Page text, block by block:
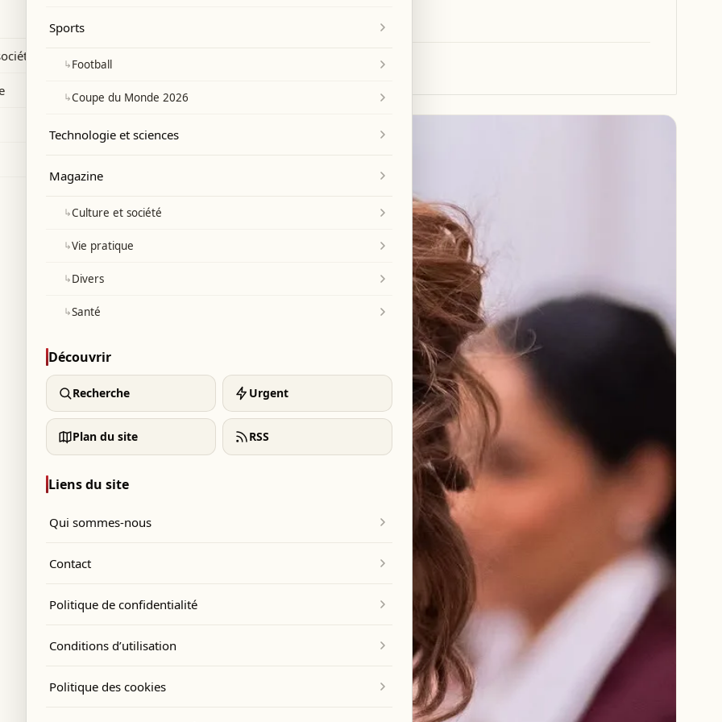
Sports
↳Football
↳Coupe du Monde 2026
Technologie et sciences
Magazine
↳Culture et société
↳Vie pratique
↳Divers
↳Santé
Découvrir
Recherche Urgent
Plan du site RSS
Liens du site
Qui sommes-nous
Contact
Politique de confidentialité
Conditions d’utilisation
Politique des cookies